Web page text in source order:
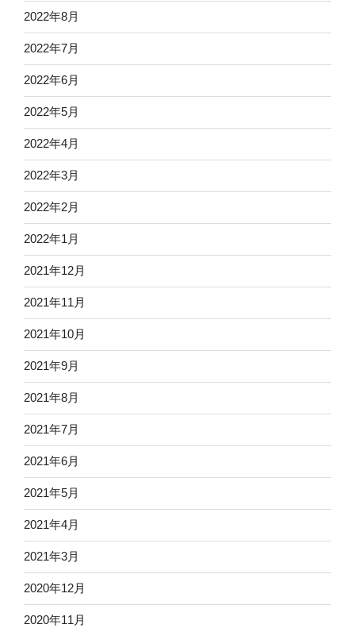
2022年8月
2022年7月
2022年6月
2022年5月
2022年4月
2022年3月
2022年2月
2022年1月
2021年12月
2021年11月
2021年10月
2021年9月
2021年8月
2021年7月
2021年6月
2021年5月
2021年4月
2021年3月
2020年12月
2020年11月